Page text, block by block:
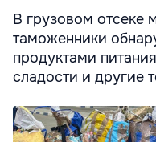
В грузовом отсеке
таможенники
продуктами
сладости и другие